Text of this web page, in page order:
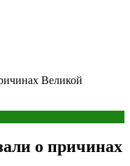
Великой
о причинах